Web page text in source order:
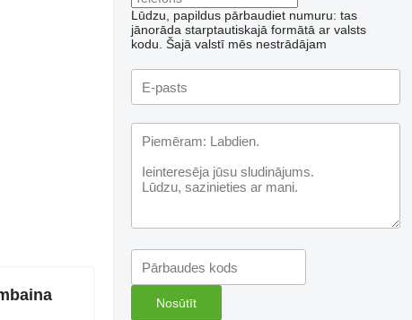
Lūdzu, papildus pārbaudiet numuru: tas
jānorāda starptautiskajā formātā ar valsts
kodu. Šajā valstī mēs nestrādājam